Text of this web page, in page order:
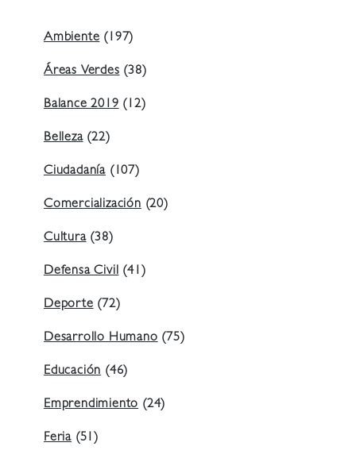
Ambiente(197)
Áreas Verdes(38)
Balance 2019(12)
Belleza(22)
Ciudadanía (107)
Comercialización(20)
Cultura(38)
Defensa Civil(41)
Deporte(72)
Desarrollo Humano(75)
Educación(46)
Emprendimiento(24)
Feria (51)